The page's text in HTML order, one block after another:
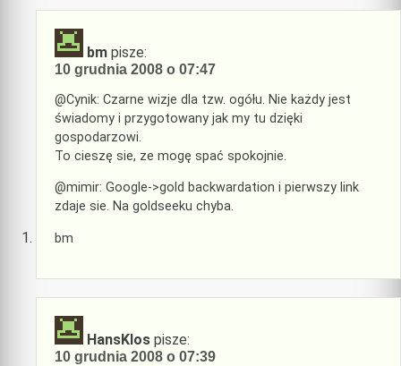
bm pisze:
10 grudnia 2008 o 07:47
@Cynik: Czarne wizje dla tzw. ogółu. Nie każdy jest
świadomy i przygotowany jak my tu dzięki
gospodarzowi.
To cieszę sie, ze mogę spać spokojnie.
@mimir: Google->gold backwardation i pierwszy link
zdaje sie. Na goldseeku chyba.
bm
HansKlos pisze:
10 grudnia 2008 o 07:39